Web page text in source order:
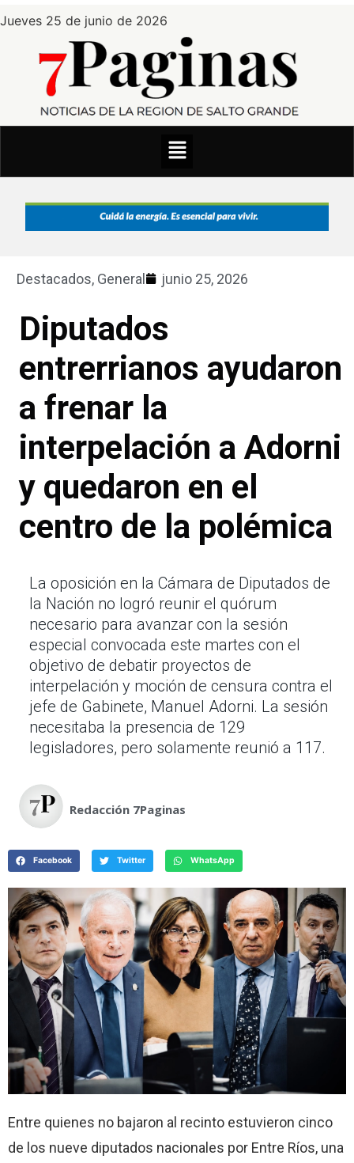
Jueves 25 de junio de 2026
Destacados, General junio 25, 2026
Diputados
entrerrianos ayudaron
a frenar la
interpelación a Adorni
y quedaron en el
centro de la polémica
La oposición en la Cámara de Diputados de
la Nación no logró reunir el quórum
necesario para avanzar con la sesión
especial convocada este martes con el
objetivo de debatir proyectos de
interpelación y moción de censura contra el
jefe de Gabinete, Manuel Adorni. La sesión
necesitaba la presencia de 129
legisladores, pero solamente reunió a 117.
Redacción 7Paginas
Facebook Twitter WhatsApp
Entre quienes no bajaron al recinto estuvieron cinco
de los nueve diputados nacionales por Entre Ríos, una